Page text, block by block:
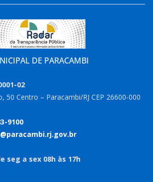
DE PARACAMBI
02
50 Centro – Paracambi/RJ CEP 26600-000
9100
seg a sex 08h às 17h